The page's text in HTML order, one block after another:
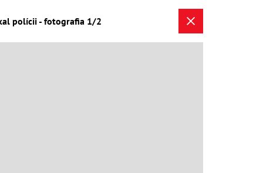
polícii - fotografia 1/2